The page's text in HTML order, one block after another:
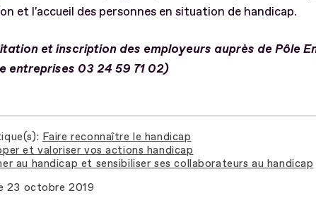
et l'accueil des personnes en situation de handicap.
et inscription des employeurs auprès de Pôle
entreprises 03 24 59 71 02)
Faire reconnaître le handicap
et valoriser vos actions handicap
au handicap et sensibiliser ses collaborateurs au handicap
23 octobre 2019